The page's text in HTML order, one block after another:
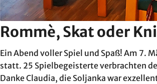
Rommè, Skat oder
Ein Abend voller Spiel und Spaß! Am 7.
statt. 25 Spielbegeisterte verbrachten
Danke Claudia, die Soljanka war